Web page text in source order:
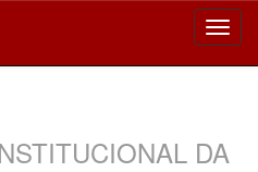
DA